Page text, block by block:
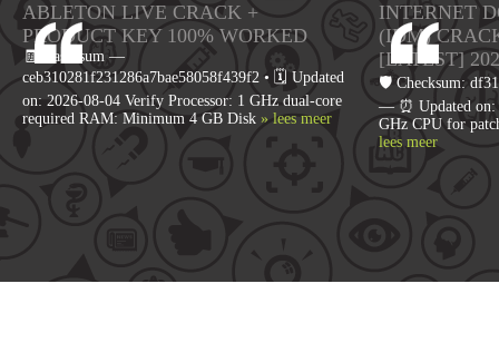
ABLETON LIVE CRACK +
PRODUCT KEY 100% WORKED
🧾 Hash-sum —
ceb310281f231286a7bae58058f439f2 • 🗓 Updated
on: 2026-08-04 Verify Processor: 1 GHz dual-core
required RAM: Minimum 4 GB Disk » lees meer
INTERNET
(IDM)
[LATEST]
🛡️ Checksum:
— ⏰ Updated on:
GHz CPU for
lees meer